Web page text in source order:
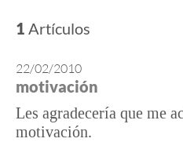
1 Artículos
22/02/2010
motivación
Les agradecería que me
motivación.